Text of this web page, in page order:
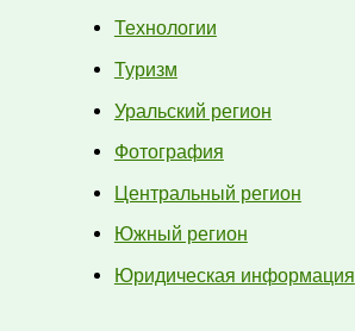
Технологии
Туризм
Уральский регион
Фотография
Центральный регион
Южный регион
Юридическая информация